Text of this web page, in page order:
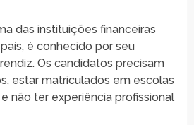
das instituições financeiras
é conhecido por seu
Os candidatos precisam
estar matriculados em escolas
não ter experiência profissional